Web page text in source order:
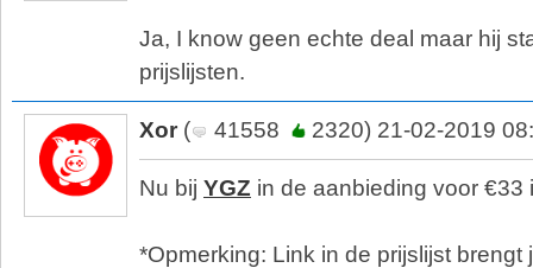
Ja, I know geen echte deal maar hij
prijslijsten.
Xor ( 41558 2320) 21-02-2019
Nu bij YGZ in de aanbieding voor €33
*Opmerking: Link in de prijslijst brengt